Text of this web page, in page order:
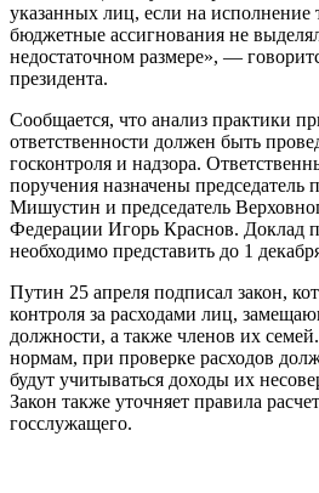
указанных лиц, если на исполнение
бюджетные ассигнования не
недостаточном размере», —
президента.
Сообщается, что анализ практики
ответственности должен быть
госконтроля и надзора.
поручения назначены председатель
Мишустин и председатель
Федерации Игорь Краснов. Доклад
необходимо представить до 1
Путин 25 апреля подписал закон,
контроля за расходами лиц,
должности, а также членов их
нормам, при проверке расходов
будут учитываться доходы их
Закон также уточняет правила
госслужащего.